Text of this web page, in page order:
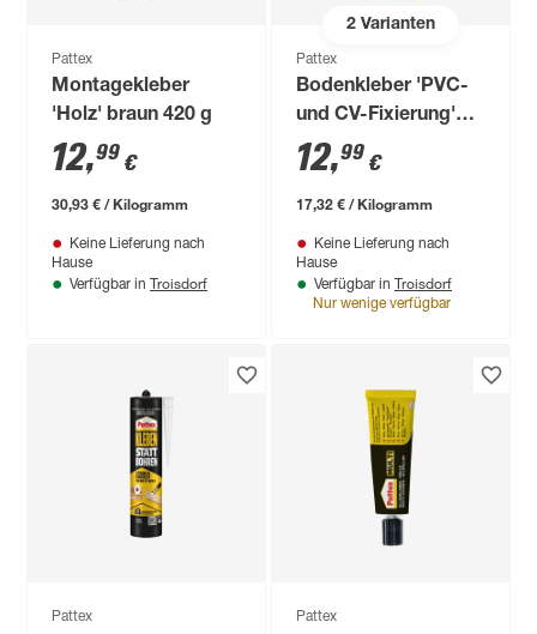
Pattex
Montagekleber
'Holz' braun 420 g
12,99 €
30,93 € / Kilogramm
Keine Lieferung nach
Hause
Verfügbar in Troisdorf
2Varianten
Pattex
Bodenkleber 'PVC-
und CV-Fixierung'
transparent/weiß
750 g
12,99 €
17,32 € / Kilogramm
Keine Lieferung nach
Hause
Verfügbar in Troisdorf
Nur wenige verfügbar
Pattex Pattex